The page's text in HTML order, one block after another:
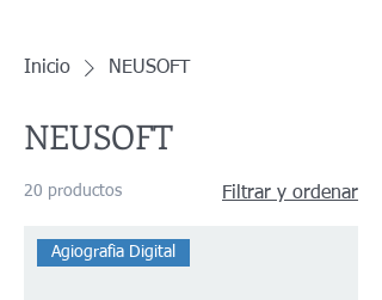
Inicio NEUSOFT
NEUSOFT
20 productos Filtrar y ordenar
Agiografia Digital